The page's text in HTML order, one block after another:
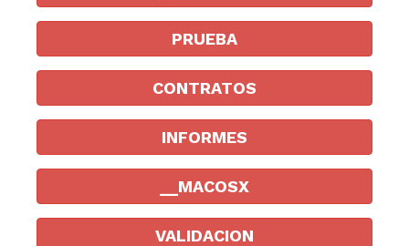
PRUEBA
CONTRATOS
INFORMES
__MACOSX
VALIDACION